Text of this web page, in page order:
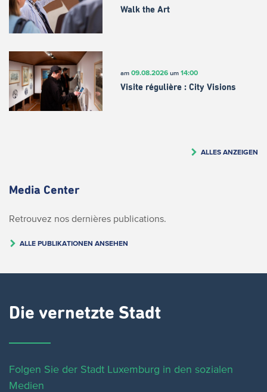
Walk the Art
am 09.08.2026um 14:00
Visite régulière : City Visions
ALLES ANZEIGEN
Media Center
Retrouvez nos dernières publications.
ALLE PUBLIKATIONEN ANSEHEN
Die vernetzte Stadt
Folgen Sie der Stadt Luxemburg in den sozialen
Medien